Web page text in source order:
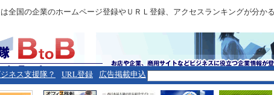
全国の企業のホームページ登録やＵＲＬ登録、アクセスランキングが分か
ネス支援隊？ URL登録 広告掲載申込